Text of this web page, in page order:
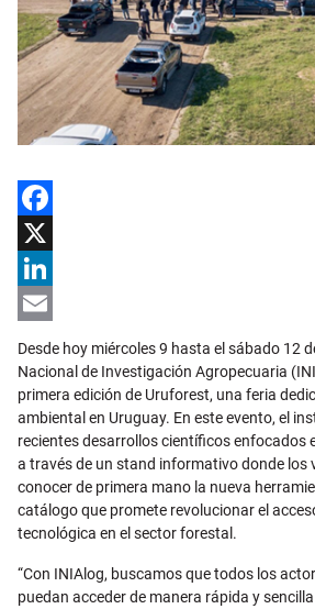
Facebook
X
LinkedIn
Email
Desde hoy miércoles 9 hasta el sábado 12
Nacional de Investigación Agropecuaria
primera edición de Uruforest, una feria
ambiental en Uruguay. En este evento, el
recientes desarrollos científicos enfocados
a través de un stand informativo donde los
conocer de primera mano la nueva
catálogo que promete revolucionar el
tecnológica en el sector forestal.
“Con INIAlog, buscamos que todos los
puedan acceder de manera rápida y